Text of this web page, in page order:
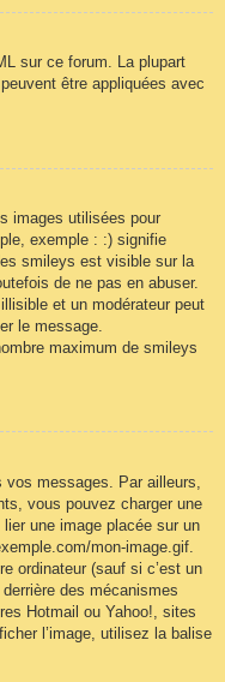
sur ce forum. La plupart
être appliquées avec
images utilisées pour
exemple : :) signifie
smileys est visible sur la
de ne pas en abuser.
et un modérateur peut
le message.
maximum de smileys
messages. Par ailleurs,
vous pouvez charger une
une image placée sur un
mon-image.gif.
ordinateur (sauf si c’est un
des mécanismes
Hotmail ou Yahoo!, sites
l’image, utilisez la balise